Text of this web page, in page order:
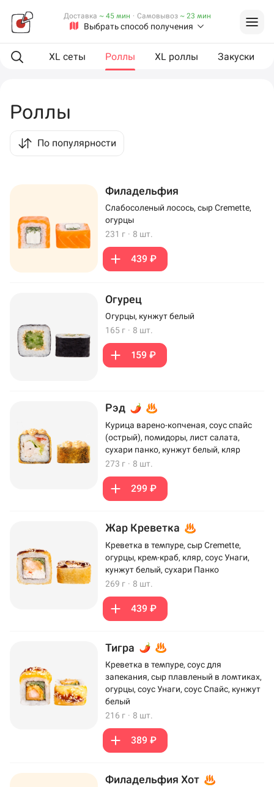
Выбрать способ получения
Доставка ~ 45 мин · Самовывоз ~ 23 мин
еда XL сеты Роллы XL роллы Закуски
Роллы
По популярности
Филадельфия
Слабосоленый лосось, сыр Cremette,
огурцы
231 г · 8 шт.
439 ₽
Огурец
Огурцы, кунжут белый
165 г · 8 шт.
159 ₽
Рэд
Курица варено-копченая, соус спайс
(острый), помидоры, лист салата,
сухари панко, кунжут белый, кляр
273 г · 8 шт.
299 ₽
Жар Креветка
Креветка в темпуре, сыр Cremette,
огурцы, крем-краб, кляр, соус Унаги,
кунжут белый, сухари Панко
269 г · 8 шт.
439 ₽
Тигра
Креветка в темпуре, соус для
запекания, сыр плавленый в ломтиках,
огурцы, соус Унаги, соус Спайс, кунжут
белый
216 г · 8 шт.
389 ₽
Филадельфия Хот